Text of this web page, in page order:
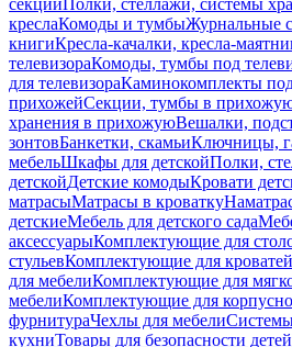
секцииПолки, стеллажи, системы
креслаКомоды и тумбыЖурнальные
книгиКресла-качалки, кресла-
телевизораКомоды, тумбы под
для телевизораКаминокомплекты
прихожейСекции, тумбы в
хранения в прихожуюВешалки,
зонтовБанкетки, скамьиКлючницы,
мебельШкафы для детскойПолки,
детскойДетские комодыКровати
матрасыМатрасы в кроватку
детскиеМебель для детского сада
аксессуарыКомплектующие для
стульевКомплектующие для
для мебелиКомплектующие для
мебелиКомплектующие для
фурнитураЧехлы для мебели
кухниТовары для безопасности детей